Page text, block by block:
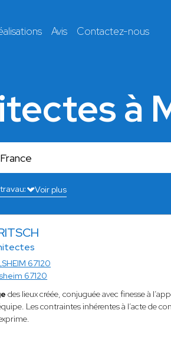
Avis Contactez-nous
à
Voir plus
67120
67120
des lieux créée, conjuguée avec finesse à
Les contraintes inhérentes à l’acte de